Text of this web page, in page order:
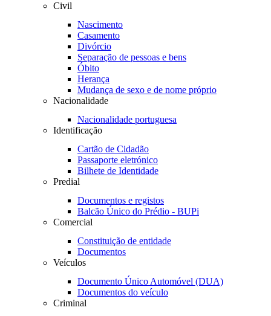
Civil
Nascimento
Casamento
Divórcio
Separação de pessoas e bens
Óbito
Herança
Mudança de sexo e de nome próprio
Nacionalidade
Nacionalidade portuguesa
Identificação
Cartão de Cidadão
Passaporte eletrónico
Bilhete de Identidade
Predial
Documentos e registos
Balcão Único do Prédio - BUPi
Comercial
Constituição de entidade
Documentos
Veículos
Documento Único Automóvel (DUA)
Documentos do veículo
Criminal